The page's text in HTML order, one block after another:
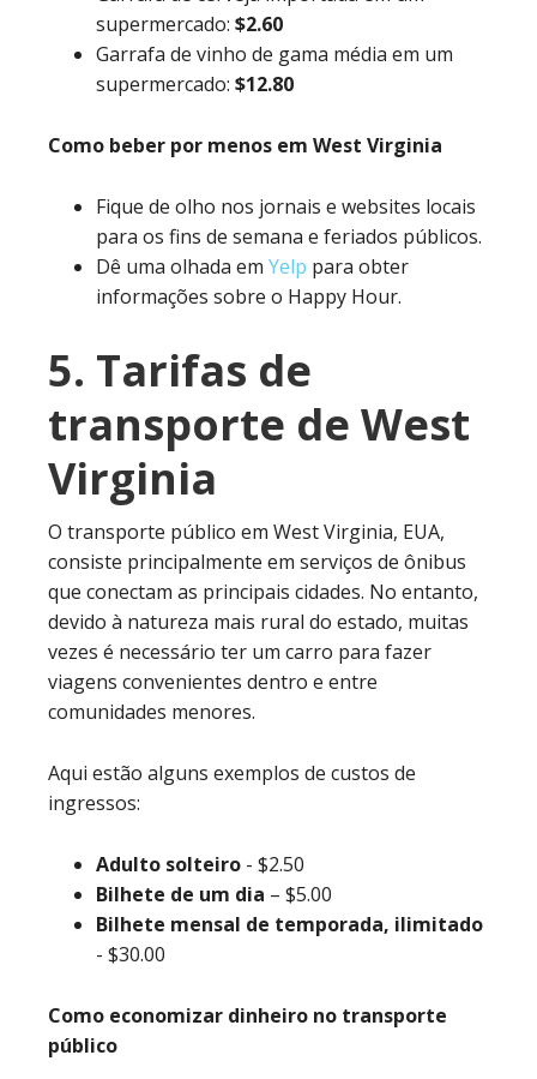
supermercado: $2.60
Garrafa de vinho de gama média em um
supermercado: $12.80
Como beber por menos em West Virginia
Fique de olho nos jornais e websites locais
para os fins de semana e feriados públicos.
Dê uma olhada em Yelp para obter
informações sobre o Happy Hour.
5. Tarifas de
transporte de West
Virginia
O transporte público em West Virginia, EUA,
consiste principalmente em serviços de ônibus
que conectam as principais cidades. No entanto,
devido à natureza mais rural do estado, muitas
vezes é necessário ter um carro para fazer
viagens convenientes dentro e entre
comunidades menores.
Aqui estão alguns exemplos de custos de
ingressos:
Adulto solteiro - $2.50
Bilhete de um dia – $5.00
Bilhete mensal de temporada, ilimitado
- $30.00
Como economizar dinheiro no transporte
público